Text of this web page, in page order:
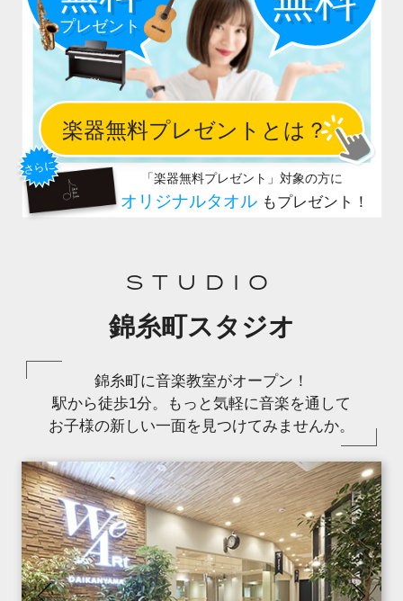
STUDIO
錦糸町スタジオ
錦糸町に音楽教室がオープン！
駅から徒歩1分。もっと気軽に音楽を通して
お子様の新しい一面を見つけてみませんか。